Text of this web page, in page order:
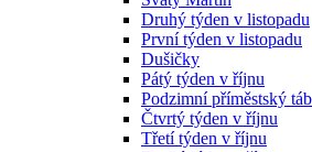
Druhý týden v listopadu
První týden v listopadu
Dušičky
Pátý týden v říjnu
Podzimní příměstský
Čtvrtý týden v říjnu
Třetí týden v říjnu